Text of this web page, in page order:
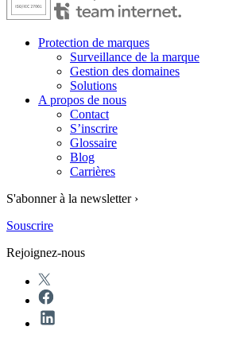
Protection de marques
Surveillance de la marque
Gestion des domaines
Solutions
A propos de nous
Contact
S’inscrire
Glossaire
Blog
Carrières
S'abonner à la newsletter ›
Souscrire
Rejoignez-nous